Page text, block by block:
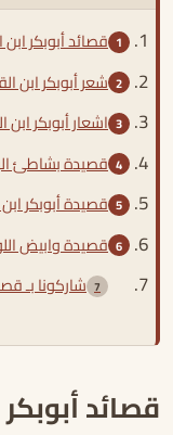
قصائد أبوبكر
شعر أبوبكر ابن
اشعار أبوبكر ابن
قصيدة بشاطئ
قصيدة أبوبكر
قصيدة وابيض
شاركونا بـ
قصائد